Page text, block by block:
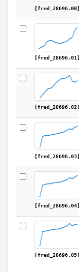
[fred_28696.00]
[fred_28696.01]
[fred_28696.02]
[fred_28696.03]
[fred_28696.04]
[fred_28696.05]